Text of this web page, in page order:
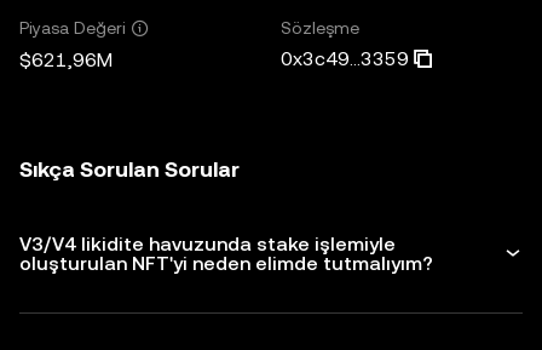
Piyasa Değeri
$621,96M
Sözleşme
0x3c49...3359
Sıkça Sorulan Sorular
V3/V4 likidite havuzunda stake işlemiyle
oluşturulan NFT'yi neden elimde tutmalıyım?